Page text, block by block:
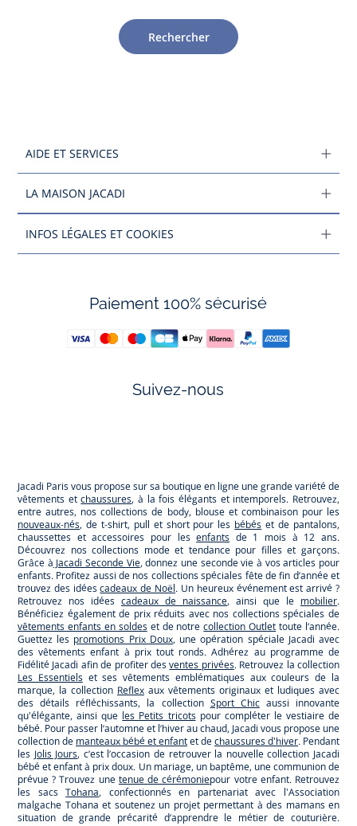
Rechercher
AIDE ET SERVICES
LA MAISON JACADI
INFOS LÉGALES ET COOKIES
Paiement 100% sécurisé
Suivez-nous
Jacadi Paris vous propose sur sa boutique en ligne une grande variété de
vêtements etchaussures, à la fois élégants et intemporels. Retrouvez,
entre autres, nos collections de body, blouse et combinaison pour les
nouveaux-nés, de t-shirt, pull et short pour les bébés et de pantalons,
chaussettes et accessoires pour lesenfants de 1 mois à 12 ans.
Découvrez nos collections mode et tendance pour filles et garçons.
Grâce à Jacadi Seconde Vie, donnez une seconde vie à vos articles pour
enfants. Profitez aussi de nos collections spéciales fête de fin d’année et
trouvez des idéescadeaux de Noël. Un heureux événement est arrivé ?
Retrouvez nos idées cadeaux de naissance, ainsi que le mobilier.
Bénéficiez également de prix réduits avec nos collections spéciales de
vêtements enfants en soldeset de notrecollection Outlet toute l’année.
Guettez les promotions Prix Doux, une opération spéciale Jacadi avec
des vêtements enfant à prix tout ronds. Adhérez au programme de
Fidélité Jacadi afin de profiter desventes privées. Retrouvez la collection
Les Essentielset ses vêtements emblématiques aux couleurs de la
marque, la collection Reflex aux vêtements originaux et ludiques avec
des détails réfléchissants, la collection Sport Chicaussi innovante
qu'élégante, ainsi que les Petits tricotspour compléter le vestiaire de
bébé. Pour passer l’automne et l’hiver au chaud, Jacadi vous propose une
collection de manteaux bébé et enfantet dechaussures d'hiver. Pendant
les Jolis Jours, c’est l’occasion de retrouver la nouvelle collection Jacadi
bébé et enfant à prix doux. Un mariage, un baptême, une communion de
prévue ? Trouvez une tenue de cérémoniepour votre enfant. Retrouvez
les sacsTohana, confectionnés en partenariat avec l'Association
malgache Tohana et soutenez un projet permettant à des mamans en
situation de grande précarité d’apprendre le métier de couturière.